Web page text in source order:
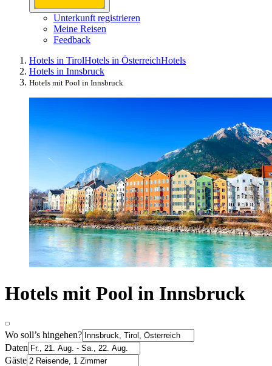
Unterkunft registrieren
Meine Reisen
Feedback
Hotels in TirolHotels in ÖsterreichHotels
Hotels in Innsbruck
Hotels mit Pool in Innsbruck
Hotels mit Pool in Innsbruck
Wo soll’s hingehen?
Daten
Gäste